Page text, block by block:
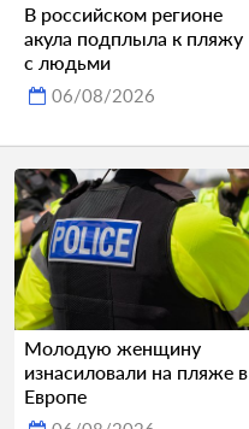
В российском регионе
акула подплыла к пляжу
с людьми
06/08/2026
Молодую женщину
изнасиловали на пляже в
Европе